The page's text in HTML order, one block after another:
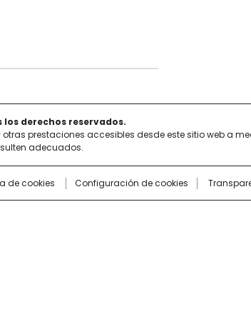
los derechos reservados.
prestaciones accesibles desde este sitio web a
adecuados.
de cookies Configuración de cookies